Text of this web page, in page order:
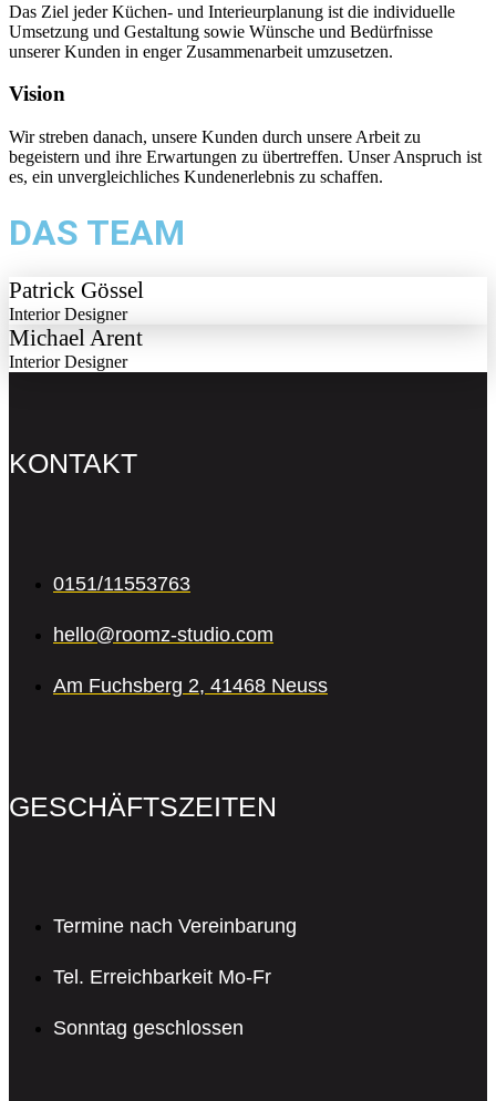
Das Ziel jeder Küchen- und Interieurplanung ist die individuelle
Umsetzung und Gestaltung sowie Wünsche und Bedürfnisse
unserer Kunden in enger Zusammenarbeit umzusetzen.
Vision
Wir streben danach, unsere Kunden durch unsere Arbeit zu
begeistern und ihre Erwartungen zu übertreffen. Unser Anspruch ist
es, ein unvergleichliches Kundenerlebnis zu schaffen.
DAS TEAM
Patrick Gössel
Interior Designer
Michael Arent
Interior Designer
KONTAKT
0151/11553763
hello@roomz-studio.com
Am Fuchsberg 2, 41468 Neuss
GESCHÄFTSZEITEN
Termine nach Vereinbarung
Tel. Erreichbarkeit Mo-Fr
Sonntag geschlossen